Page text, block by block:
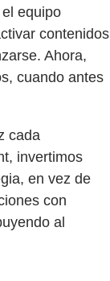
equipo
contenidos
Ahora,
cuando antes
cada
invertimos
en vez de
con
al